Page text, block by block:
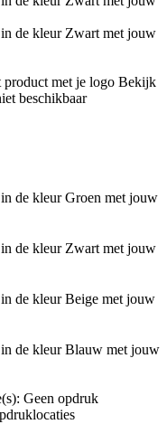
met je logo Bekijk
beschikbaar
Geen opdruk